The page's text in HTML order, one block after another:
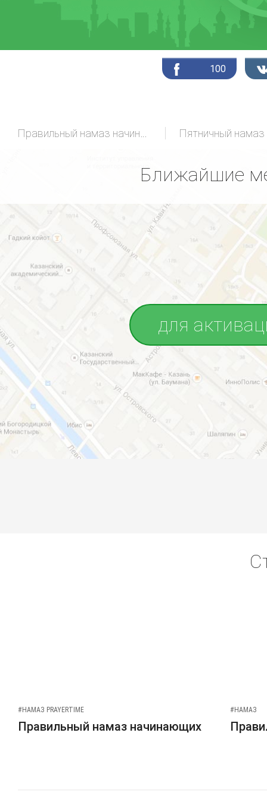
100
Правильный намаз начинающих Пятничный намаз
Ближайшие
для
#НАМАЗ PRAYERTIME
Правильный намаз начинающих
#НАМАЗ